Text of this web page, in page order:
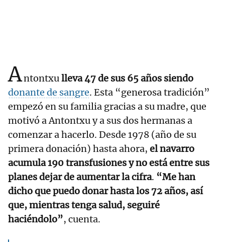
Antontxulleva 47 de sus 65 años siendo
donante de sangre. Esta “generosa tradición”
empezó en su familia gracias a su madre, que
motivó a Antontxu y a sus dos hermanas a
comenzar a hacerlo. Desde 1978 (año de su
primera donación) hasta ahora, el navarro
acumula 190 transfusiones y no está entre sus
planes dejar de aumentar la cifra. “Me han
dicho que puedo donar hasta los 72 años, así
que, mientras tenga salud, seguiré
haciéndolo”, cuenta.